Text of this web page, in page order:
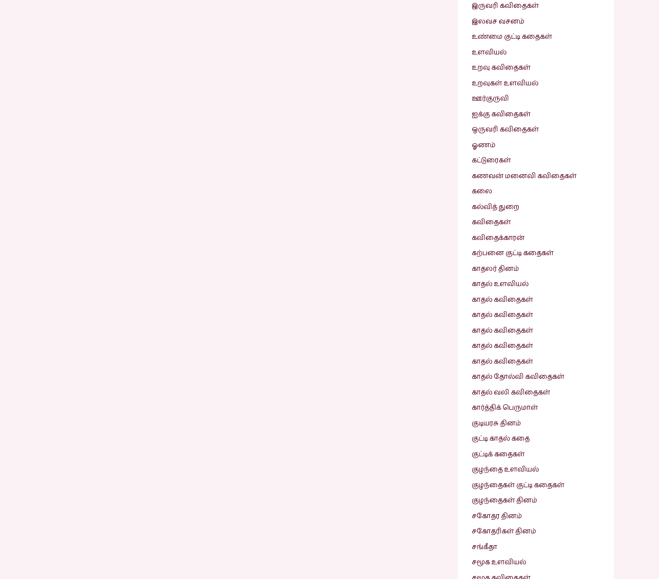
இருவரி கவிதைகள்
இலவச வசனம்
உண்மை குட்டி கதைகள்
உளவியல்
உறவு கவிதைகள்
உறவுகள் உளவியல்
ஊர்குருவி
ஐக்கு கவிதைகள்
ஒருவரி கவிதைகள்
ஓணம்
கட்டுரைகள்
கணவன் மனைவி கவிதைகள்
கலை
கல்வித் துறை
கவிதைகள்
கவிதைக்காரன்
கற்பனை குட்டி கதைகள்
காதலர் தினம்
காதல் உளவியல்
காதல் கவிதைகள்
காதல் கவிதைகள்
காதல் கவிதைகள்
காதல் கவிதைகள்
காதல் கவிதைகள்
காதல் தோல்வி கவிதைகள்
காதல் வலி கவிதைகள்
கார்த்திக் பெருமாள்
குடியரசு தினம்
குட்டி காதல் கதை
குட்டிக் கதைகள்
குழந்தை உளவியல்
குழந்தைகள் குட்டி கதைகள்
குழந்தைகள் தினம்
சகோதர தினம்
சகோதரிகள் தினம்
சங்கீதா
சமூக உளவியல்